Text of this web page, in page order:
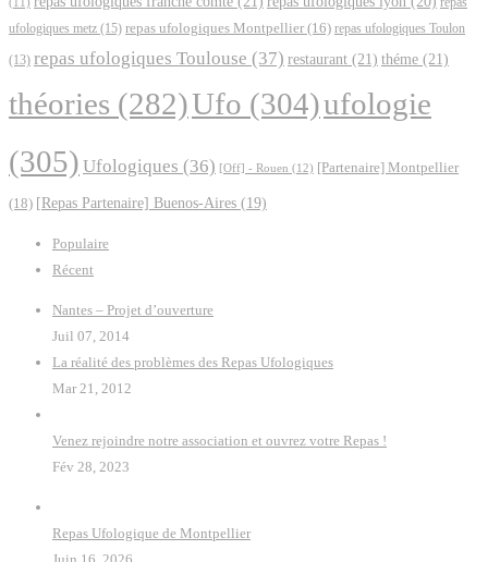
(11)
ufologiques metz (15) repas ufologiques Montpellier (16) repas ufologiques Toulon
(13) repas ufologiques Toulouse (37) restaurant (21) théme (21)
théories (282)Ufo (304)ufologie
(305) Ufologiques (36) [Off] - Rouen (12) [Partenaire] Montpellier
(18) [Repas Partenaire] Buenos-Aires (19)
Populaire
Récent
Nantes – Projet d’ouverture
Juil 07, 2014
La réalité des problèmes des Repas Ufologiques
Mar 21, 2012
Venez rejoindre notre association et ouvrez votre Repas !
Fév 28, 2023
Repas Ufologique de Montpellier